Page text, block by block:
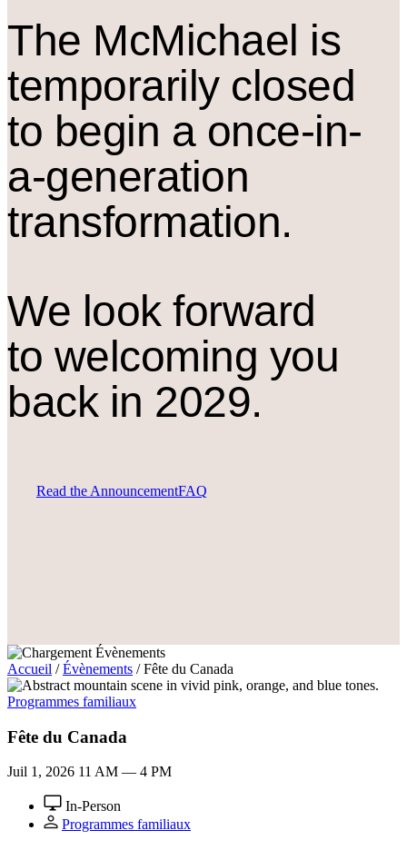
The McMichael is
temporarily closed
to begin a once-in-
a-generation
transformation.
We look forward
to welcoming you
back in 2029.
Read the AnnouncementFAQ
Accueil / Évènements / Fête du Canada
Programmes familiaux
Fête du Canada
Juil 1, 2026 11 AM — 4 PM
In-Person
Programmes familiaux